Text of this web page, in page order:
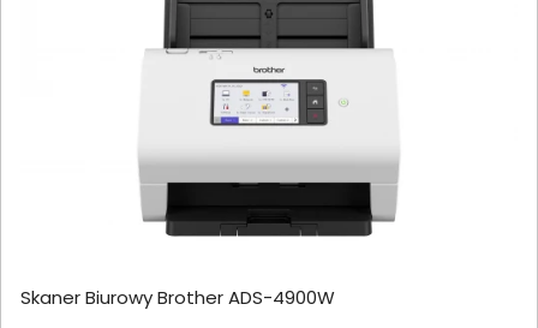
Skaner Biurowy Brother ADS-4900W